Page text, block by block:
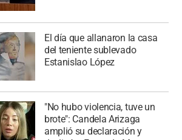
El día que allanaron la casa
del teniente sublevado
Estanislao López
"No hubo violencia, tuve un
brote": Candela Arizaga
amplió su declaración y